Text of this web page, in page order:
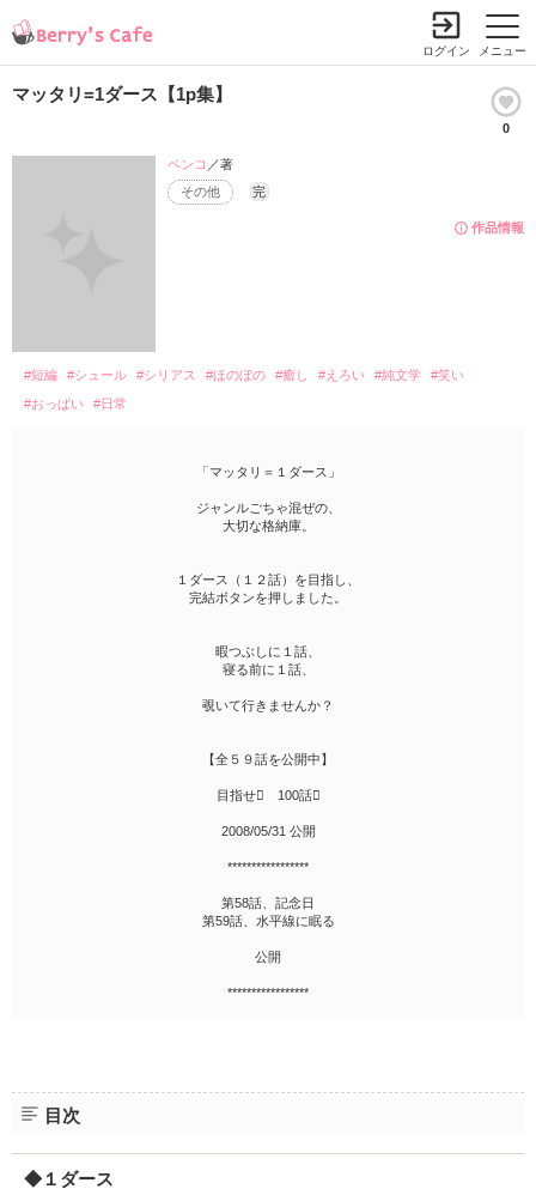
メニュー
ログイン
マッタリ=1ダース【1p集】
0
作品情報
その他 完
ペンコ ／著
#短編 #シュール #シリアス #ほのぼの #癒し #えろい #純文学
#笑い
#おっぱい
#日常
「マッタリ＝１ダース」
ジャンルごちゃ混ぜの、
大切な格納庫。
１ダース（１２話）を目指し、
完結ボタンを押しました。
暇つぶしに１話、
寝る前に１話、
覗いて行きませんか？
【全５９話を公開中】
目指せ 100話
2008/05/31 公開
*****************
第58話、記念日
第59話、水平線に眠る
公開
*****************
目次
◆１ダース